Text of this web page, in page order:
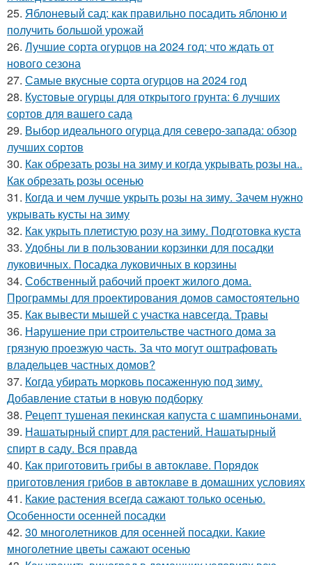
25. Яблоневый сад: как правильно посадить яблоню и
получить большой урожай
26. Лучшие сорта огурцов на 2024 год: что ждать от
нового сезона
27. Самые вкусные сорта огурцов на 2024 год
28. Кустовые огурцы для открытого грунта: 6 лучших
сортов для вашего сада
29. Выбор идеального огурца для северо-запада: обзор
лучших сортов
30. Как обрезать розы на зиму и когда укрывать розы на..
Как обрезать розы осенью
31. Когда и чем лучше укрыть розы на зиму. Зачем нужно
укрывать кусты на зиму
32. Как укрыть плетистую розу на зиму. Подготовка куста
33. Удобны ли в пользовании корзинки для посадки
луковичных. Посадка луковичных в корзины
34. Собственный рабочий проект жилого дома.
Программы для проектирования домов самостоятельно
35. Как вывести мышей с участка навсегда. Травы
36. Нарушение при строительстве частного дома за
грязную проезжую часть. За что могут оштрафовать
владельцев частных домов?
37. Когда убирать морковь посаженную под зиму.
Добавление статьи в новую подборку
38. Рецепт тушеная пекинская капуста с шампиньонами.
39. Нашатырный спирт для растений. Нашатырный
спирт в саду. Вся правда
40. Как приготовить грибы в автоклаве. Порядок
приготовления грибов в автоклаве в домашних условиях
41. Какие растения всегда сажают только осенью.
Особенности осенней посадки
42. 30 многолетников для осенней посадки. Какие
многолетние цветы сажают осенью